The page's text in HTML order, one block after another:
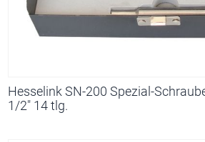
Hesselink SN-200 Spezial-
1/2" 14 tlg.